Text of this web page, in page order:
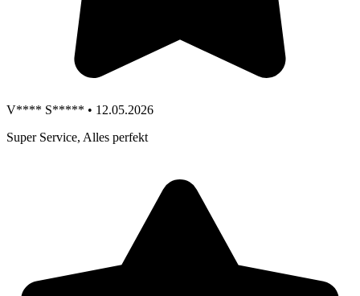
V**** S***** • 12.05.2026
Super Service, Alles perfekt